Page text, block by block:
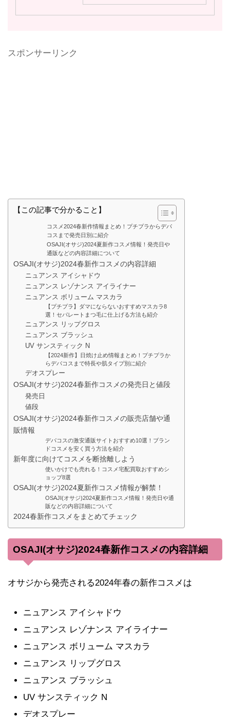
スポンサーリンク
【この記事で分かること】
コスメ2024春新作情報まとめ！プチプラからデパ
コスまで発売日別に紹介
OSAJI(オサジ)2024夏新作コスメ情報！発売日や
通販などの内容詳細について
OSAJI(オサジ)2024春新作コスメの内容詳細
ニュアンス アイシャドウ
ニュアンス レゾナンス アイライナー
ニュアンス ボリューム マスカラ
【プチプラ】ダマにならないおすすめマスカラ8
選！セパレートまつ毛に仕上げる方法も紹介
ニュアンス リップグロス
ニュアンス ブラッシュ
UV サンスティック N
【2024新作】日焼け止め情報まとめ！プチプラか
らデパコスまで特長や肌タイプ別に紹介
デオスプレー
OSAJI(オサジ)2024春新作コスメの発売日と値段
発売日
値段
OSAJI(オサジ)2024春新作コスメの販売店舗や通
販情報
デパコスの激安通販サイトおすすめ10選！ブラン
ドコスメを安く買う方法を紹介
新年度に向けてコスメを断捨離しよう
使いかけでも売れる！コスメ宅配買取おすすめシ
ョップ8選
OSAJI(オサジ)2024夏新作コスメ情報が解禁！
OSAJI(オサジ)2024夏新作コスメ情報！発売日や通
販などの内容詳細について
2024春新作コスメをまとめてチェック
OSAJI(オサジ)2024春新作コスメの内容詳細
オサジから発売される2024年春の新作コスメは
ニュアンス アイシャドウ
ニュアンス レゾナンス アイライナー
ニュアンス ボリューム マスカラ
ニュアンス リップグロス
ニュアンス ブラッシュ
UV サンスティック N
デオスプレー